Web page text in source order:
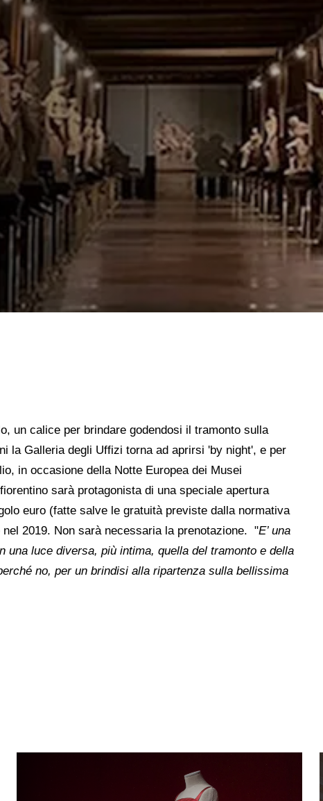
un calice per brindare godendosi il tramonto sulla
la Galleria degli Uffizi torna ad aprirsi 'by night', e per
in occasione della Notte Europea dei Musei
sarà protagonista di una speciale apertura
euro (fatte salve le gratuità previste dalla normativa
2019. Non sarà necessaria la prenotazione. "E’ una
una luce diversa, più intima, quella del tramonto e della
no, per un brindisi alla ripartenza sulla bellissima